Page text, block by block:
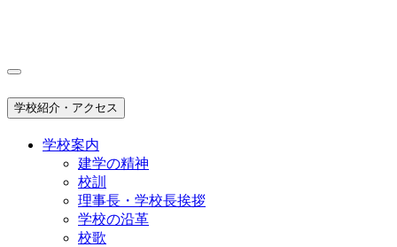
学校紹介・アクセス
学校案内
建学の精神
校訓
理事長・学校長挨拶
学校の沿革
校歌